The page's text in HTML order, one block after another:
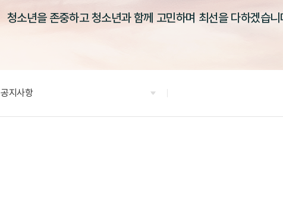
청소년을 존중하고 청소년과 함께 고민하며 최선을 다하겠습니
공지사항